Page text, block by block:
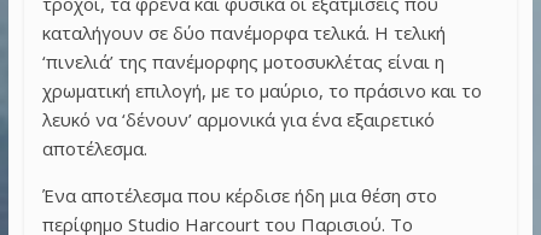
καταλήγουν σε δύο πανέμορφα τελικά. Η τελική
‘πινελιά’ της πανέμορφης μοτοσυκλέτας είναι η
χρωματική επιλογή, με το μαύριο, το πράσινο και το
λευκό να ‘δένουν’ αρμονικά για ένα εξαιρετικό
αποτέλεσμα.
Ένα αποτέλεσμα που κέρδισε ήδη μια θέση στο
περίφημο Studio Harcourt του Παρισιού. Το